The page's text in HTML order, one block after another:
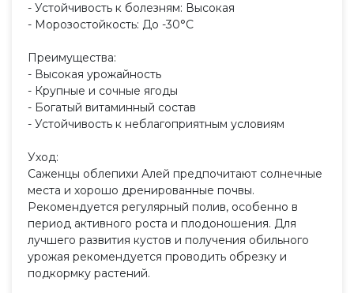
- Устойчивость к болезням: Высокая
- Морозостойкость: До -30°C
Преимущества:
- Высокая урожайность
- Крупные и сочные ягоды
- Богатый витаминный состав
- Устойчивость к неблагоприятным условиям
Уход:
Саженцы облепихи Алей предпочитают солнечные
места и хорошо дренированные почвы.
Рекомендуется регулярный полив, особенно в
период активного роста и плодоношения. Для
лучшего развития кустов и получения обильного
урожая рекомендуется проводить обрезку и
подкормку растений.